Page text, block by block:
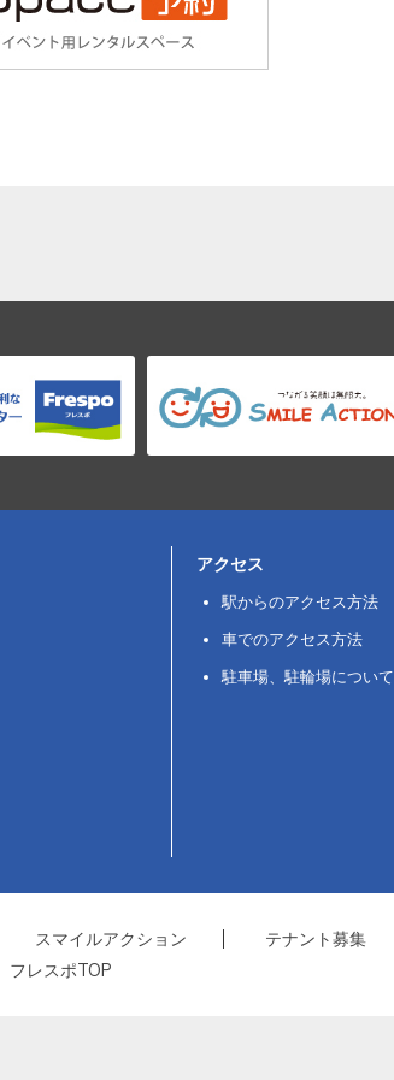
アクセス
駅からのアクセス方法
車でのアクセス方法
駐車場、駐輪場について
スマイルアクション
テナント募集
フレスポTOP